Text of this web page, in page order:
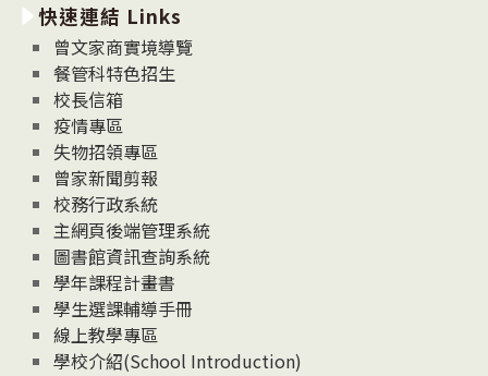
消
息
News
快速連結 Links
曾文家商實境導覽
餐管科特色招生
校長信箱
疫情專區
失物招領專區
曾家新聞剪報
校務行政系統
主網頁後端管理系統
圖書館資訊查詢系統
學年課程計畫書
學生選課輔導手冊
線上教學專區
學校介紹(School Introduction)